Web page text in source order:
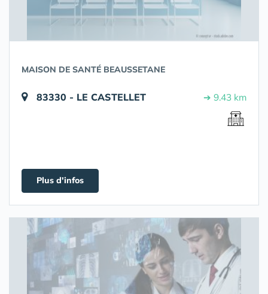
MAISON DE SANTÉ BEAUSSETANE
83330 - LE CASTELLET ➔ 9.43 km
Plus d'infos